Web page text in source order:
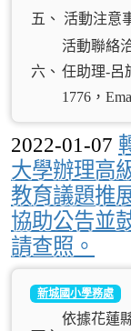
五、
活動注意
六、
活動聯絡
任助理-呂
1776，
2022-01-07
大學辦理高
教育議題推
協助公告並
請查照。
新城國小學務處
依據花蓮